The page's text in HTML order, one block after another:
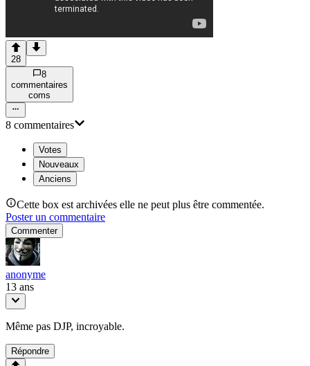
28
8
commentaires
coms
8 commentaires
Votes
Nouveaux
Anciens
Cette box est archivées elle ne peut plus être commentée.
Poster un commentaire
Commenter
anonyme
13 ans
Même pas DJP, incroyable.
Répondre